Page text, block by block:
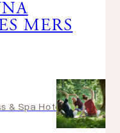
MERS
& Spa Hotel